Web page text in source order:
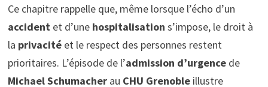
Ce chapitre rappelle que, même lorsque l’écho d’un
accident et d’une hospitalisation s’impose, le droit à
la privacitéet le respect des personnes restent
prioritaires. L’épisode de l’admission d’urgencede
Michael Schumacherau CHU Grenobleillustre